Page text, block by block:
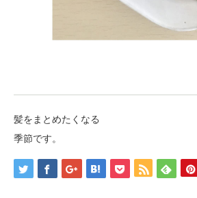
髪をまとめたくなる
季節です。